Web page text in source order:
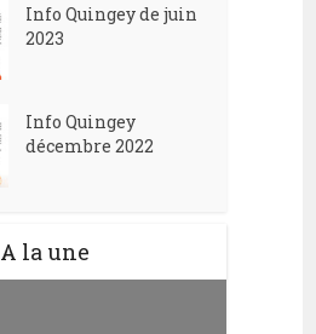
Info Quingey de juin
2023
Info Quingey
décembre 2022
A la une